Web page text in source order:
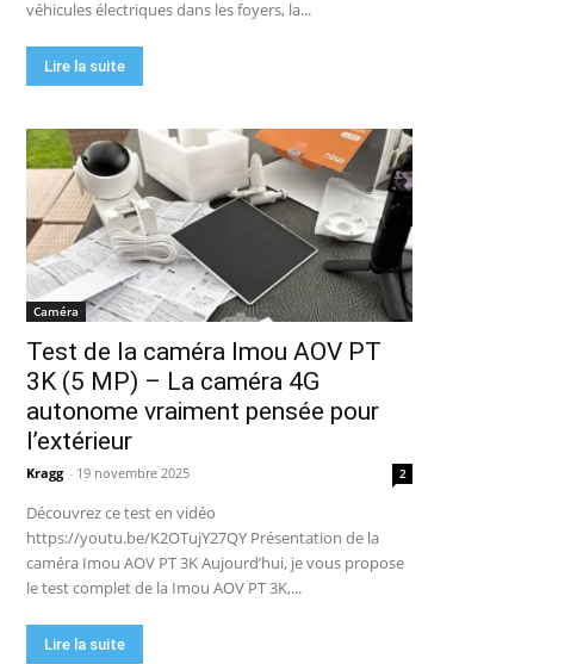
véhicules électriques dans les foyers, la...
Lire la suite
Caméra
Test de la caméra Imou AOV PT
3K (5 MP) – La caméra 4G
autonome vraiment pensée pour
l’extérieur
Kragg - 19 novembre 2025 2
Découvrez ce test en vidéo
https://youtu.be/K2OTujY27QY Présentation de la
caméra Imou AOV PT 3K Aujourd’hui, je vous propose
le test complet de la Imou AOV PT 3K,...
Lire la suite